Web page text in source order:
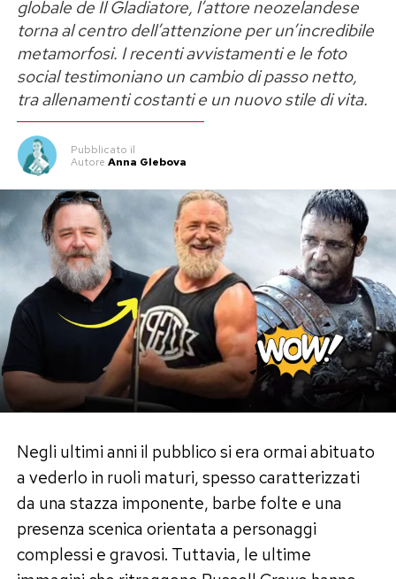
globale de Il Gladiatore, l’attore neozelandese
torna al centro dell’attenzione per un’incredibile
metamorfosi. I recenti avvistamenti e le foto
social testimoniano un cambio di passo netto,
tra allenamenti costanti e un nuovo stile di vita.
Pubblicato il
Autore Anna Glebova
Negli ultimi anni il pubblico si era ormai abituato
a vederlo in ruoli maturi, spesso caratterizzati
da una stazza imponente, barbe folte e una
presenza scenica orientata a personaggi
complessi e gravosi. Tuttavia, le ultime